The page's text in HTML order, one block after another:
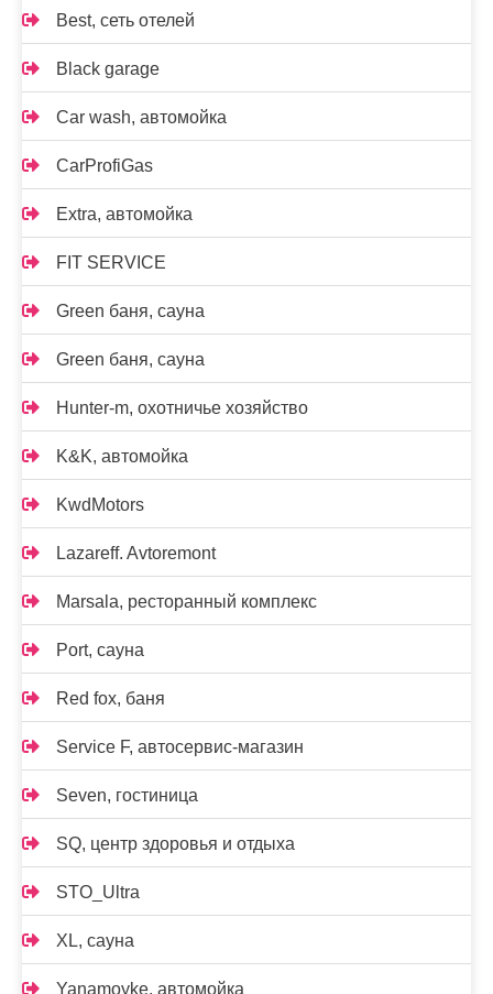
Best, сеть отелей
Black garage
Car wash, автомойка
CarProfiGas
Extra, автомойка
FIT SERVICE
Green баня, сауна
Green баня, сауна
Hunter-m, охотничье хозяйство
K&K, автомойка
KwdMotors
Lazareff. Avtoremont
Marsala, ресторанный комплекс
Port, сауна
Red fox, баня
Service F, автосервис-магазин
Seven, гостиница
SQ, центр здоровья и отдыха
STO_Ultra
XL, сауна
Yanamoyke, автомойка